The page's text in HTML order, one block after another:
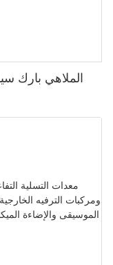
الملاهي بارك